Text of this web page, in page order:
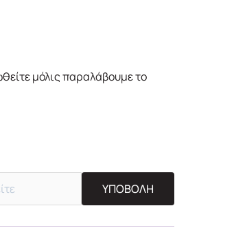
μόλις παραλάβουμε το
ΥΠΟΒΟΛΗ